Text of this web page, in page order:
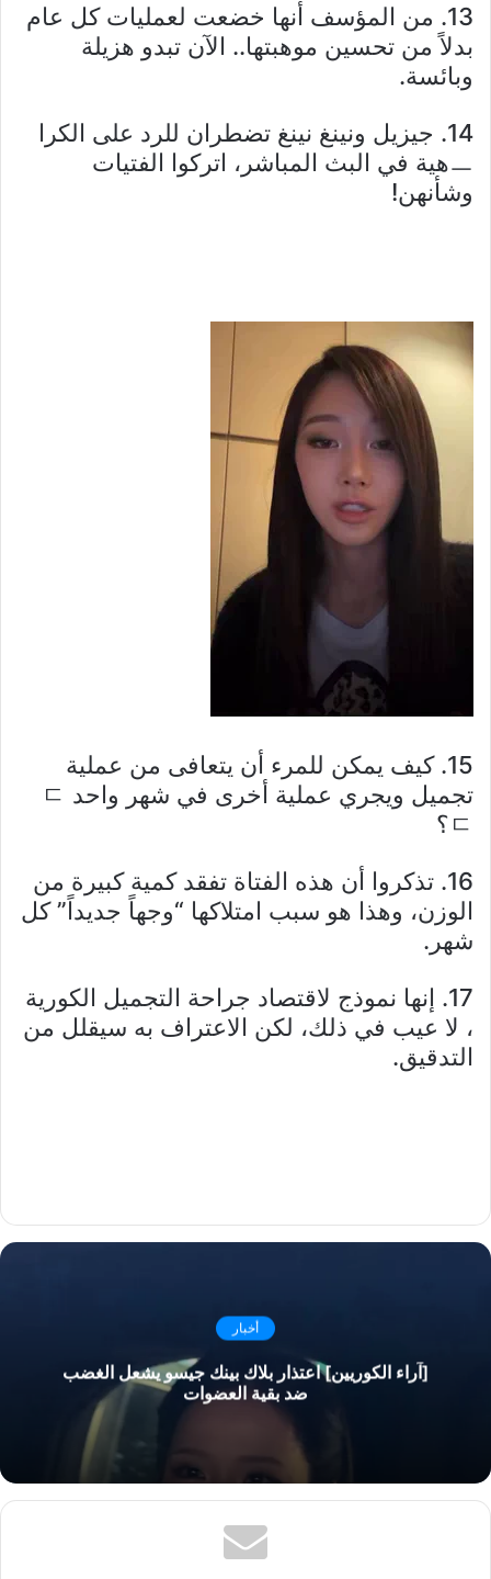
13. من المؤسف أنها خضعت لعمليات كل عام
بدلاً من تحسين موهبتها.. الآن تبدو هزيلة
وبائسة.
14. جيزيل ونينغ نينغ تضطران للرد على الكرا
ㅡهية في البث المباشر، اتركوا الفتيات
وشأنهن!
15. كيف يمكن للمرء أن يتعافى من عملية
تجميل ويجري عملية أخرى في شهر واحد ㄷ
ㄷ؟
16. تذكروا أن هذه الفتاة تفقد كمية كبيرة من
الوزن، وهذا هو سبب امتلاكها “وجهاً جديداً” كل
شهر.
17. إنها نموذج لاقتصاد جراحة التجميل الكورية
، لا عيب في ذلك، لكن الاعتراف به سيقلل من
التدقيق.
أخبار
[آراء الكوريين] اعتذار بلاك بينك جيسو يشعل الغضب
ضد بقية العضوات